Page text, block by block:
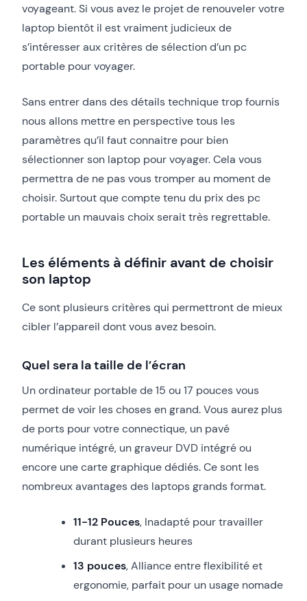
voyageant. Si vous avez le projet de renouveler votre
laptop bientôt il est vraiment judicieux de
s’intéresser aux critères de sélection d’un pc
portable pour voyager.
Sans entrer dans des détails technique trop fournis
nous allons mettre en perspective tous les
paramètres qu’il faut connaitre pour bien
sélectionner son laptop pour voyager. Cela vous
permettra de ne pas vous tromper au moment de
choisir. Surtout que compte tenu du prix des pc
portable un mauvais choix serait très regrettable.
Les éléments à définir avant de choisir
son laptop
Ce sont plusieurs critères qui permettront de mieux
cibler l’appareil dont vous avez besoin.
Quel sera la taille de l’écran
Un ordinateur portable de 15 ou 17 pouces vous
permet de voir les choses en grand. Vous aurez plus
de ports pour votre connectique, un pavé
numérique intégré, un graveur DVD intégré ou
encore une carte graphique dédiés. Ce sont les
nombreux avantages des laptops grands format.
11-12 Pouces, Inadapté pour travailler
durant plusieurs heures
13 pouces, Alliance entre flexibilité et
ergonomie, parfait pour un usage nomade